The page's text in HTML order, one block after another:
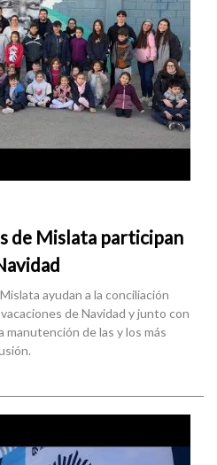
de Mislata participan
ayudan a la conciliación
de Navidad y junto con
manutención de las y los más